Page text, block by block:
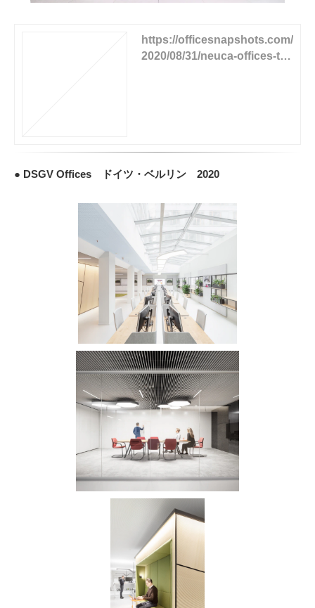
https://officesnapshots.com/
2020/08/31/neuca-offices-tor
● DSGV Offices ドイツ・ベルリン 2020